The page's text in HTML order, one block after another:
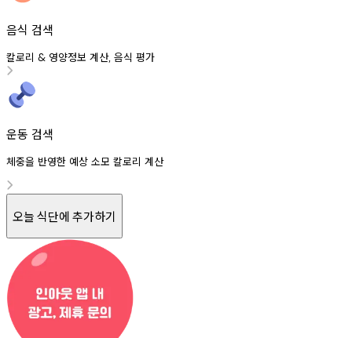
음식 검색
칼로리 & 영양정보 계산, 음식 평가
운동 검색
체중을 반영한 예상 소모 칼로리 계산
오늘 식단에 추가하기